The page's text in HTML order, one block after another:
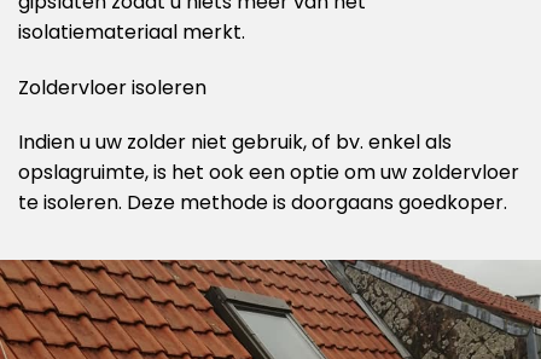
isolatiemateriaal merkt.
Zoldervloer isoleren
Indien u uw zolder niet gebruik, of bv. enkel als
opslagruimte, is het ook een optie om uw zoldervloer
te isoleren. Deze methode is doorgaans goedkoper.